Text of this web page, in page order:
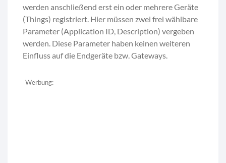
werden anschließend erst ein oder mehrere Geräte
(Things) registriert. Hier müssen zwei frei wählbare
Parameter (Application ID, Description) vergeben
werden. Diese Parameter haben keinen weiteren
Einfluss auf die Endgeräte bzw. Gateways.
Werbung: